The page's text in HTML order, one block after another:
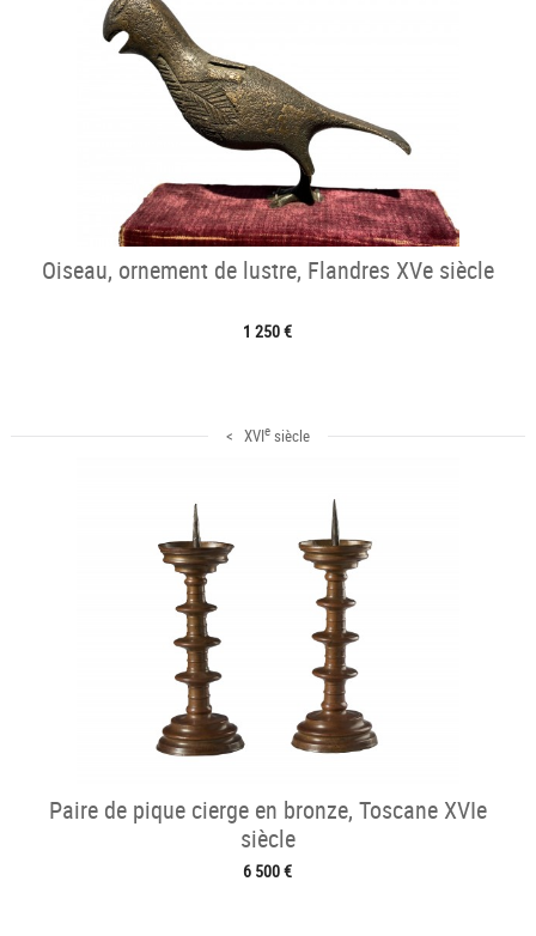
Oiseau, ornement de lustre, Flandres XVe siècle
1 250 €
< XVIesiècle
Paire de pique cierge en bronze, Toscane XVIe
siècle
6 500 €